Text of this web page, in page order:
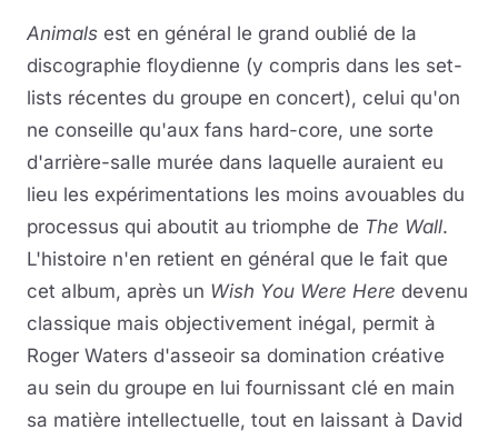
Animals est en général le grand oublié de la
discographie floydienne (y compris dans les set-
lists récentes du groupe en concert), celui qu'on
ne conseille qu'aux fans hard-core, une sorte
d'arrière-salle murée dans laquelle auraient eu
lieu les expérimentations les moins avouables du
processus qui aboutit au triomphe de The Wall.
L'histoire n'en retient en général que le fait que
cet album, après un Wish You Were Here devenu
classique mais objectivement inégal, permit à
Roger Waters d'asseoir sa domination créative
au sein du groupe en lui fournissant clé en main
sa matière intellectuelle, tout en laissant à David